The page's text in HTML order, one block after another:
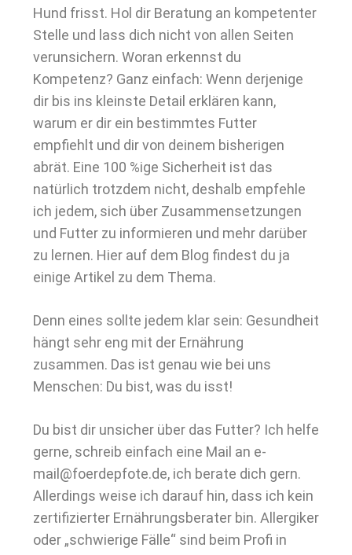
Hund frisst. Hol dir Beratung an kompetenter
Stelle und lass dich nicht von allen Seiten
verunsichern. Woran erkennst du
Kompetenz? Ganz einfach: Wenn derjenige
dir bis ins kleinste Detail erklären kann,
warum er dir ein bestimmtes Futter
empfiehlt und dir von deinem bisherigen
abrät. Eine 100 %ige Sicherheit ist das
natürlich trotzdem nicht, deshalb empfehle
ich jedem, sich über Zusammensetzungen
und Futter zu informieren und mehr darüber
zu lernen. Hier auf dem Blog findest du ja
einige Artikel zu dem Thema.
Denn eines sollte jedem klar sein: Gesundheit
hängt sehr eng mit der Ernährung
zusammen. Das ist genau wie bei uns
Menschen: Du bist, was du isst!
Du bist dir unsicher über das Futter? Ich helfe
gerne, schreib einfach eine Mail an e-
mail@foerdepfote.de, ich berate dich gern.
Allerdings weise ich darauf hin, dass ich kein
zertifizierter Ernährungsberater bin. Allergiker
oder „schwierige Fälle“ sind beim Profi in